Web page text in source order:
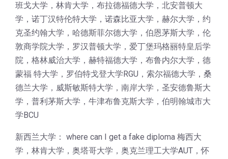
班戈大学，林肯大学，布拉德福德大学，北安普顿大
学，诺丁汉特伦特大学，诺森比亚大学，赫尔大学，约
克圣约翰大学，哈德斯菲尔德大学，伯恩茅斯大学，伦
敦商学院大学，罗汉普顿大学，爱丁堡玛格丽特皇后学
院，格林威治大学，赫特福德大学，布鲁内尔大学，德
蒙福 特大学，罗伯特戈登大学RGU，索尔福德大学，桑
德兰大学，威斯敏斯特大学，南岸大学，圣安德鲁斯大
学，普利茅斯大学，牛津布鲁克斯大学，伯明翰城市大
学BCU
新西兰大学： where can I get a fake diploma 梅西大
学，林肯大学，奥塔哥大学，奥克兰理工大学AUT，怀